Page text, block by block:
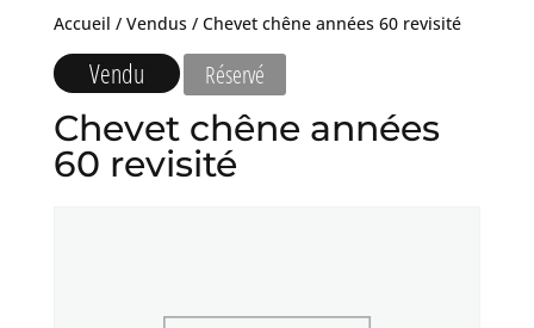
Accueil / Vendus/ Chevet chêne années 60 revisité
Vendu Réservé
Chevet chêne années
60 revisité